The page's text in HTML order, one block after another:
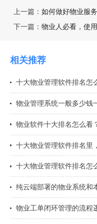
上一篇： 如何做好物业服
下一篇： 物业人必看，使
相关推荐
物业软件十大排名怎么看
纯云端部署的物业系统和
物业工单闭环管理的流程